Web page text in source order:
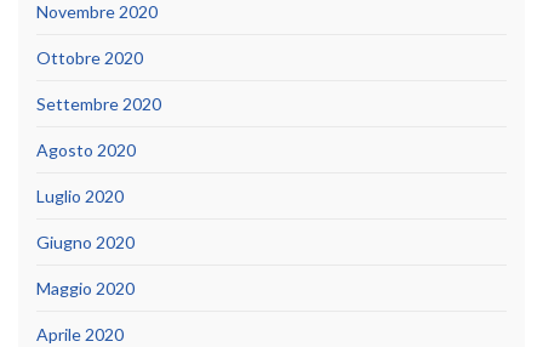
Novembre 2020
Ottobre 2020
Settembre 2020
Agosto 2020
Luglio 2020
Giugno 2020
Maggio 2020
Aprile 2020